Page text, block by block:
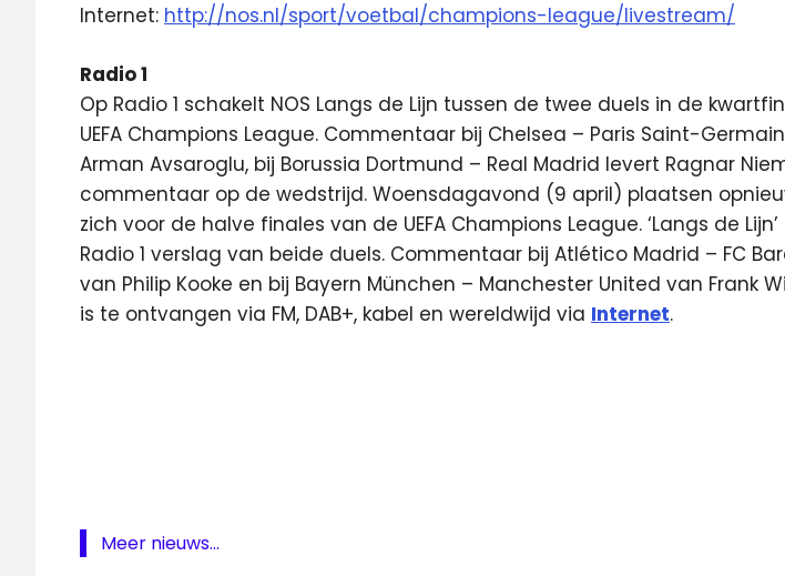
Internet: http://nos.nl/sport/voetbal/champions-league/livestream/
Radio 1
Op Radio 1 schakelt NOS Langs de Lijn tussen de twee duels in de
UEFA Champions League. Commentaar bij Chelsea – Paris Saint-
Arman Avsaroglu, bij Borussia Dortmund – Real Madrid levert Ragnar
commentaar op de wedstrijd. Woensdagavond (9 april) plaatsen
zich voor de halve finales van de UEFA Champions League. ‘Langs de
Radio 1 verslag van beide duels. Commentaar bij Atlético Madrid – FC
van Philip Kooke en bij Bayern München – Manchester United van Frank
is te ontvangen via FM, DAB+, kabel en wereldwijd via Internet.
Nederland
Meer nieuws...